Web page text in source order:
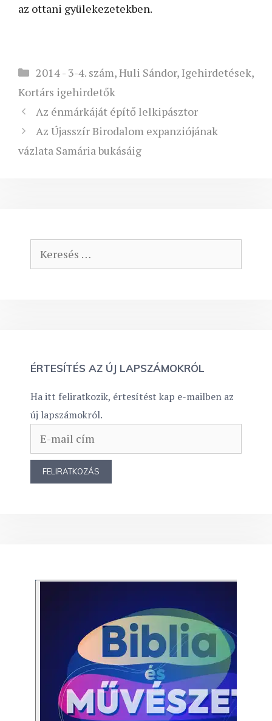
az ottani gyülekezetekben.
Kategória
2014 - 3-4. szám,Huli Sándor,Igehirdetések,
Kortárs igehirdetők
Az énmárkáját építő lelkipásztor
Az Újasszír Birodalom expanziójának
vázlata Samária bukásáig
Keresés:
ÉRTESÍTÉS AZ ÚJ LAPSZÁMOKRÓL
Ha itt feliratkozik, értesítést kap e-mailben az
új lapszámokról.